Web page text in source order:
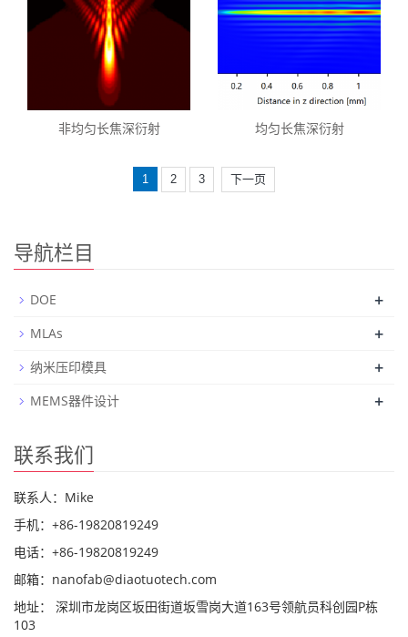
非均匀长焦深衍射 均匀长焦深衍射
1 2 3 下一页
导航栏目
DOE +
MLAs +
纳米压印模具 +
MEMS器件设计 +
联系我们
联系人：Mike
手机：+86-19820819249
电话：+86-19820819249
邮箱：nanofab@diaotuotech.com
地址： 深圳市龙岗区坂田街道坂雪岗大道163号领航员科创园P栋
103